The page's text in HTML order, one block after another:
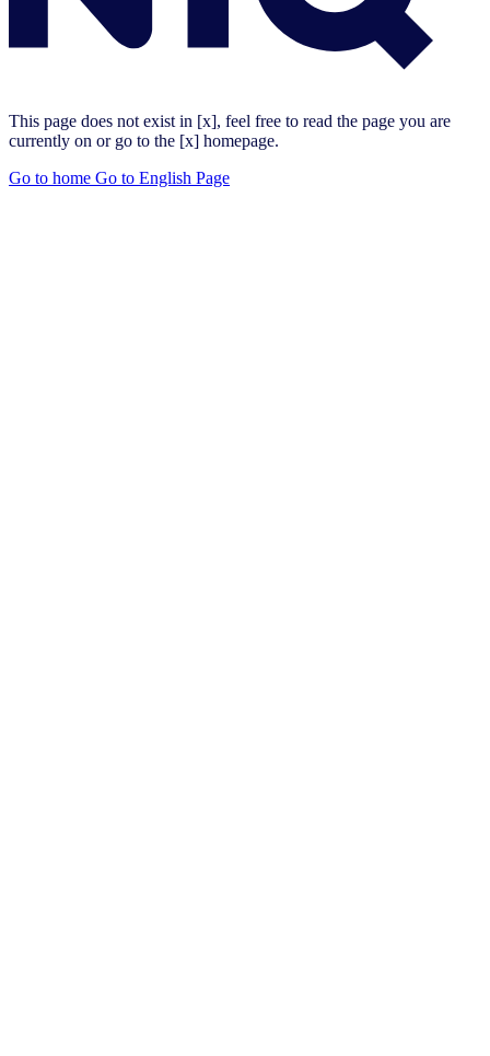
This page does not exist in [x], feel free to read the page you are
currently on or go to the [x] homepage.
Go to home Go to English Page